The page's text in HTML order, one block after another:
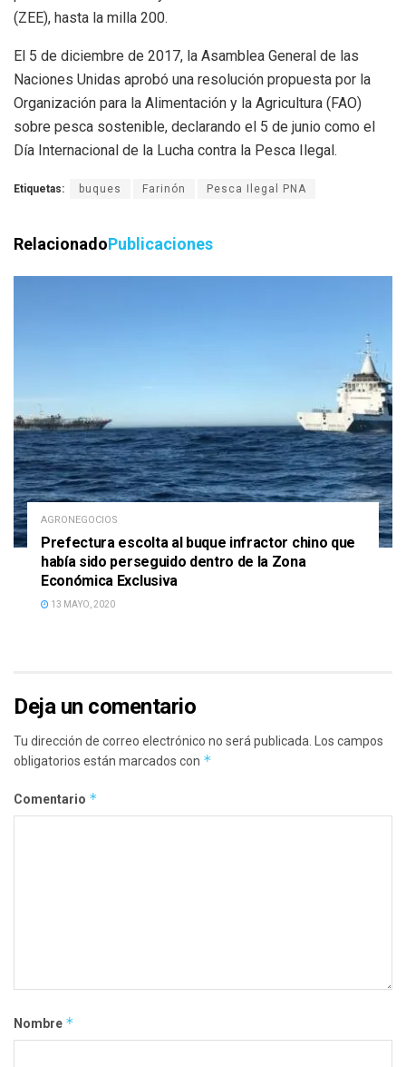
(ZEE), hasta la milla 200.
El 5 de diciembre de 2017, la Asamblea General de las
Naciones Unidas aprobó una resolución propuesta por la
Organización para la Alimentación y la Agricultura (FAO)
sobre pesca sostenible, declarando el 5 de junio como el
Día Internacional de la Lucha contra la Pesca Ilegal.
Etiquetas: buques Farinón Pesca Ilegal PNA
RelacionadoPublicaciones
AGRONEGOCIOS
Prefectura escolta al buque infractor chino que
había sido perseguido dentro de la Zona
Económica Exclusiva
13 MAYO, 2020
Deja un comentario
Tu dirección de correo electrónico no será publicada. Los campos
obligatorios están marcados con *
Comentario *
Nombre *